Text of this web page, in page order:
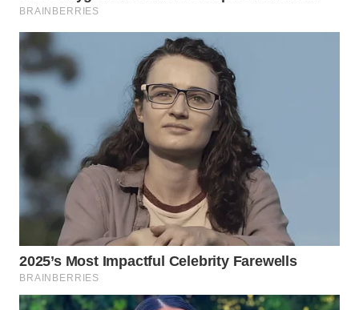
HEALTH
WAHANA
DESA
WISATA
LAPAK
WAHANA
Wahana
Network
KONSUMEN
LISTRIK
MASYARAKAT